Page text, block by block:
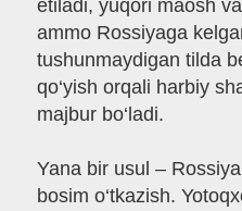
etiladi, yuqori maosh
ammo Rossiyaga
tushunmaydigan tilda
qo‘yish orqali harbiy
majbur bo‘ladi.
Yana bir usul –
bosim o‘tkazish.